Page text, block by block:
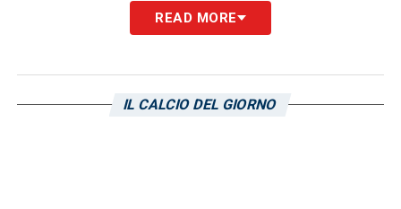
Programma per la rifinitura e la partenza
Domani, martedì, è in programma la rifinitura
mattutina, che precederà la conferenza
READ MORE
IL CALCIO DEL GIORNO